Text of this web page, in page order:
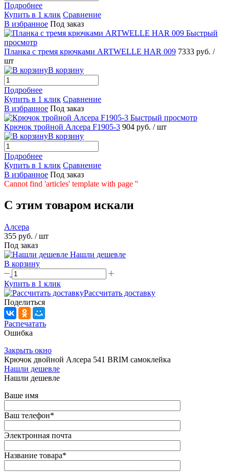
Подробнее
Купить в 1 клик Сравнение
В избранное Под заказ
Быстрый
просмотр
Планка с тремя крючками ARTWELLE HAR 009 7333 руб. /
шт
В корзину
Подробнее
Купить в 1 клик Сравнение
В избранное Под заказ
Быстрый просмотр
Крючок тройной Алсера F1905-3 904 руб. / шт
В корзину
Подробнее
Купить в 1 клик Сравнение
В избранное Под заказ
Cannot find 'articles' template with page ''
C этим товаром искали
Алсера
355 руб. / шт
Под заказ
Нашли дешевле
В корзину
Купить в 1 клик
Рассчитать доставку
Поделиться
Распечатать
Ошибка
Закрыть окно
Крючок двойной Алсера 541 BRIM самоклейка
Нашли дешевле
Нашли дешевле
Ваше имя
Ваш телефон*
Электронная почта
Название товара*